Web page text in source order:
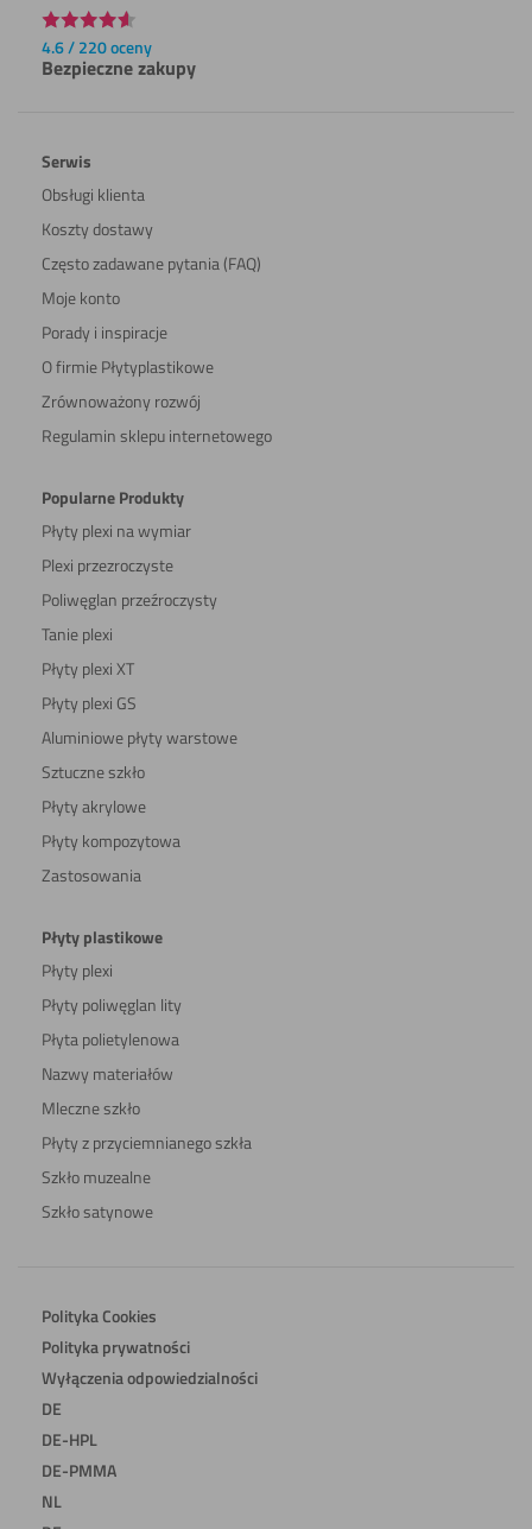
4.6 / 220 oceny
Bezpieczne zakupy
Serwis
Obsługi klienta
Koszty dostawy
Często zadawane pytania (FAQ)
Moje konto
Porady i inspiracje
O firmie Płytyplastikowe
Zrównoważony rozwój
Regulamin sklepu internetowego
Popularne Produkty
Płyty plexi na wymiar
Plexi przezroczyste
Poliwęglan przeźroczysty
Tanie plexi
Płyty plexi XT
Płyty plexi GS
Aluminiowe płyty warstowe
Sztuczne szkło
Płyty akrylowe
Płyty kompozytowa
Zastosowania
Płyty plastikowe
Płyty plexi
Płyty poliwęglan lity
Płyta polietylenowa
Nazwy materiałów
Mleczne szkło
Płyty z przyciemnianego szkła
Szkło muzealne
Szkło satynowe
Polityka Cookies
Polityka prywatności
Wyłączenia odpowiedzialności
DE
DE-HPL
DE-PMMA
NL